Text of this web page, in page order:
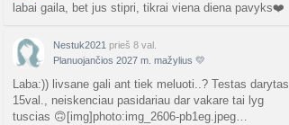
atnaujinta prieš 1 d.
Gijimas po hemorojaus operacijos
atnaujinta Rasa Gal prieš 2 d.
labai gaila, bet jus stipri, tikrai viena diena pavyks❤️
Nestuk2021 prieš 8 val.
Planuojančios 2027 m. mažylius 💛
Laba:)) livsane gali ant tiek meluoti..? Testas darytas
15val., neiskenciau pasidariau dar vakare tai lyg
tuscias 🙃[img]photo:img_2606-pb1eg.jpeg…